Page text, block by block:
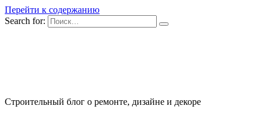
Перейти к содержанию
Search for:
Строительный блог о ремонте, дизайне и декоре